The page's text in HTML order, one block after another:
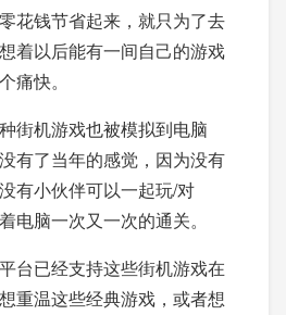
花钱节省起来，就只为了去
着以后能有一间自己的游戏
痛快。
街机游戏也被模拟到电脑
有了当年的感觉，因为没有
有小伙伴可以一起玩/对
电脑一次又一次的通关。
台已经支持这些街机游戏在
重温这些经典游戏，或者想